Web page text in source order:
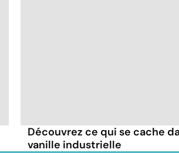
Découvrez ce qui se cache
vanille industrielle